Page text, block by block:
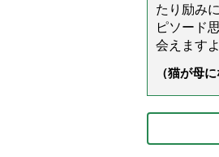
たり励み
ピソード
会えます
（猫が母